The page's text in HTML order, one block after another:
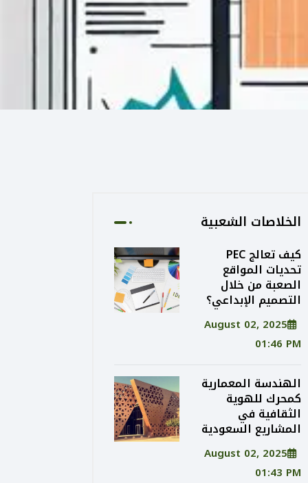
الخلاصات الشعبية
كيف تعالج PEC
تحديات المواقع
الصعبة من خلال
التصميم الإبداعي؟
August 02, 2025
01:46 PM
الهندسة المعمارية
كمحرك للهوية
الثقافية في
المشاريع السعودية
August 02, 2025
01:43 PM